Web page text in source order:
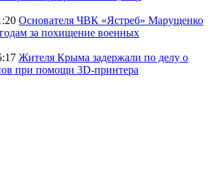
Основателя ЧВК «Ястреб» Марущенко
за похищение военных
Жителя Крыма задержали по делу о
при помощи 3D‑принтера